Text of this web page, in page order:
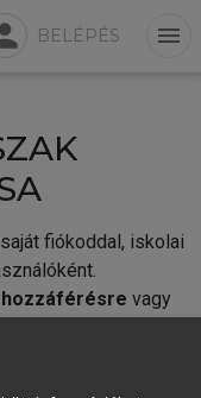
BELÉPÉS menu
fiókoddal, iskolai
vagy